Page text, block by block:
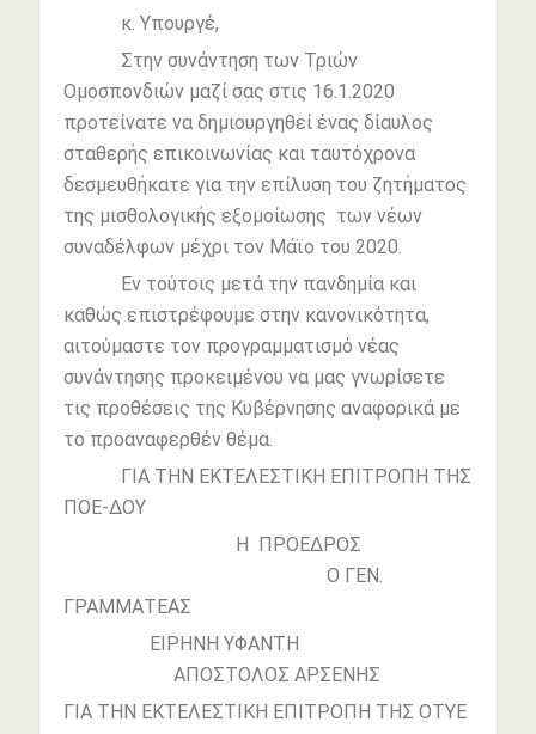
κ. Υπουργέ,
Στην συνάντηση των Τριών
Ομοσπονδιών μαζί σας στις 16.1.2020
προτείνατε να δημιουργηθεί ένας δίαυλος
σταθερής επικοινωνίας και ταυτόχρονα
δεσμευθήκατε για την επίλυση του ζητήματος
της μισθολογικής εξομοίωσης των νέων
συναδέλφων μέχρι τον Μάϊο του 2020.
Εν τούτοις μετά την πανδημία και
καθώς επιστρέφουμε στην κανονικότητα,
αιτούμαστε τον προγραμματισμό νέας
συνάντησης προκειμένου να μας γνωρίσετε
τις προθέσεις της Κυβέρνησης αναφορικά με
το προαναφερθέν θέμα.
ΓΙΑ ΤΗΝ ΕΚΤΕΛΕΣΤΙΚΗ ΕΠΙΤΡΟΠΗ ΤΗΣ
ΠΟΕ-ΔΟΥ
Η ΠΡΟΕΔΡΟΣ
Ο ΓΕΝ.
ΓΡΑΜΜΑΤΕΑΣ
ΕΙΡΗΝΗ ΥΦΑΝΤΗ
ΑΠΟΣΤΟΛΟΣ ΑΡΣΕΝΗΣ
ΓΙΑ ΤΗΝ ΕΚΤΕΛΕΣΤΙΚΗ ΕΠΙΤΡΟΠΗ ΤΗΣ ΟΤΥΕ